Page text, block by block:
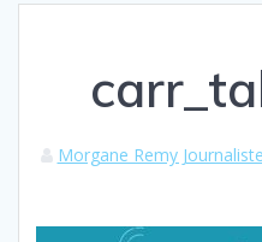
Morgane Remy Journaliste